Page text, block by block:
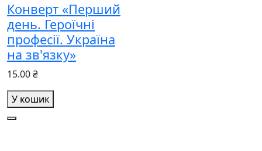
Конверт «Перший
день. Героїчні
професії. Україна
на зв'язку»
15.00 ₴
У кошик